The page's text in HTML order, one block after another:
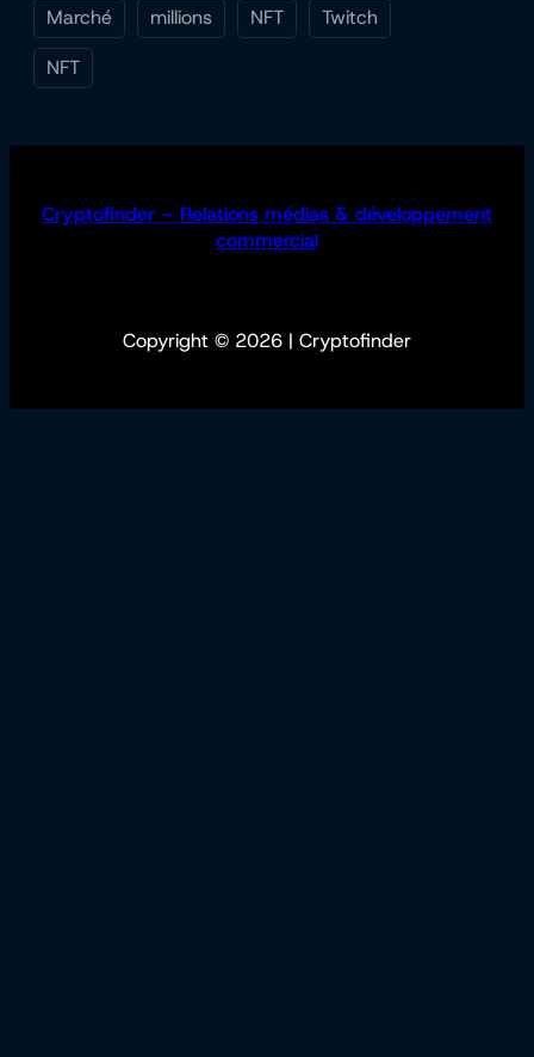
Marché
millions NFT
Twitch
NFT
Cryptofinder – Relations médias & développement
commercial
Copyright © 2026 | Cryptofinder